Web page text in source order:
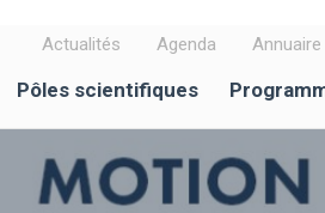
Actualités Agenda Annuaire
Pôles scientifiques